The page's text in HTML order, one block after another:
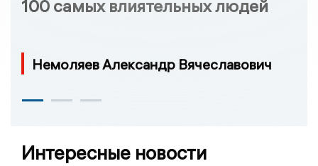
100 самых влиятельных людей
Немоляев Александр Вячеславович
Интересные новости